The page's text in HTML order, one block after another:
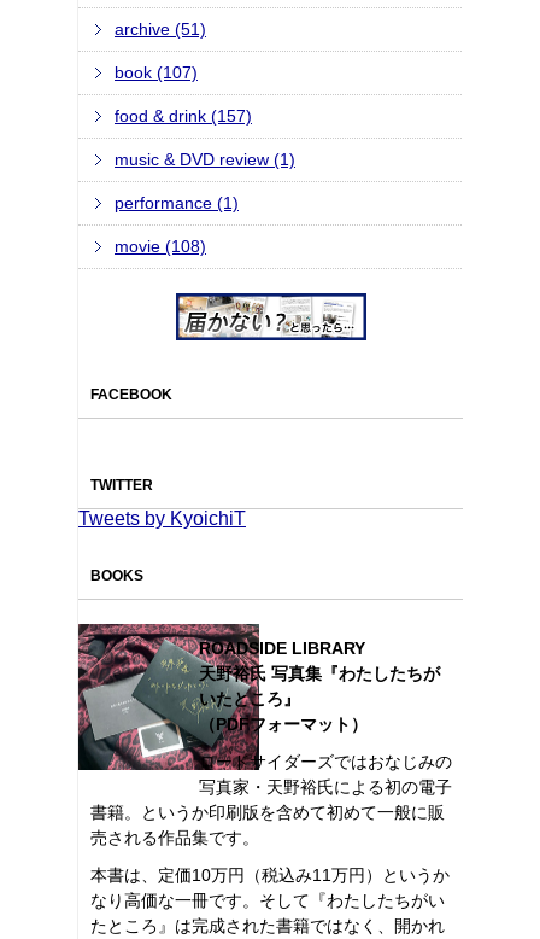
archive (51)
book (107)
food & drink (157)
music & DVD review (1)
performance (1)
movie (108)
FACEBOOK
TWITTER
Tweets by KyoichiT
BOOKS
ROADSIDE LIBRARY
天野裕氏 写真集『わたしたちが
いたところ』
（PDFフォーマット）
ロードサイダーズではおなじみの
写真家・天野裕氏による初の電子
書籍。というか印刷版を含めて初めて一般に販
売される作品集です。
本書は、定価10万円（税込み11万円）というか
なり高価な一冊です。そして『わたしたちがい
たところ』は完成された書籍ではなく、開かれ